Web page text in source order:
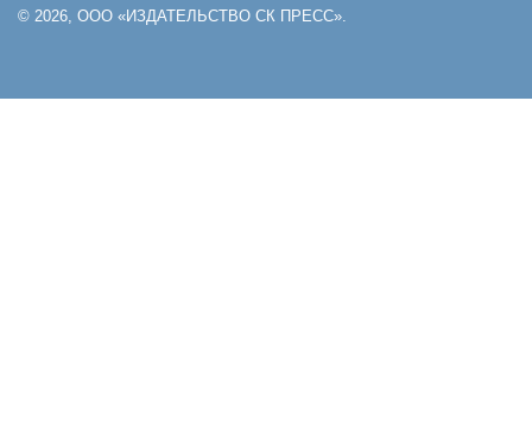
© 2026, ООО «ИЗДАТЕЛЬСТВО СК ПРЕСС».